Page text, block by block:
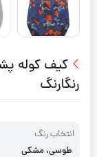
رنگارنگ
انتخاب رنگ
طوسی، مشکی